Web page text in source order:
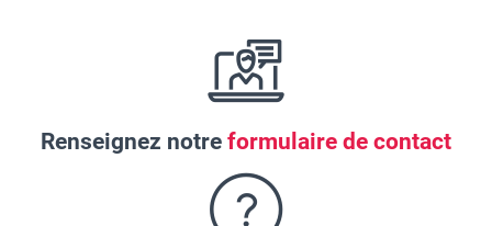
Renseignez notre formulaire de contact